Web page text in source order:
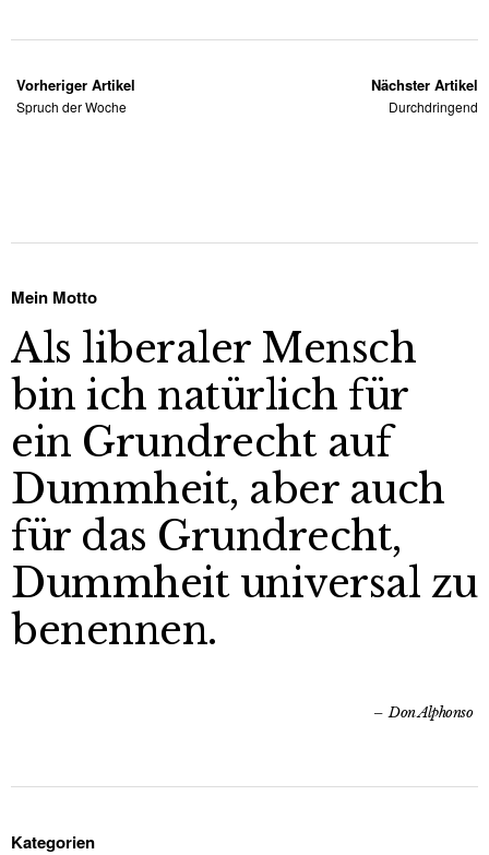
Vorheriger Artikel
Spruch der Woche
Nächster Artikel
Durchdringend
Mein Motto
Als liberaler Mensch
bin ich natürlich für
ein Grundrecht auf
Dummheit, aber auch
für das Grundrecht,
Dummheit universal zu
benennen.
Don Alphonso
Kategorien